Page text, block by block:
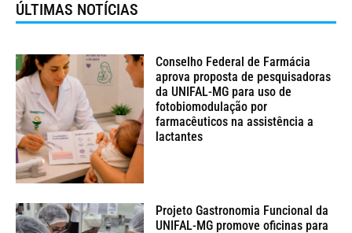
ÚLTIMAS NOTÍCIAS
Conselho Federal de Farmácia
aprova proposta de pesquisadoras
da UNIFAL-MG para uso de
fotobiomodulação por
farmacêuticos na assistência a
lactantes
Projeto Gastronomia Funcional da
UNIFAL-MG promove oficinas para